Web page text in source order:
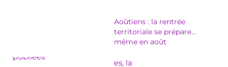
Aoûtiens : la rentrée
territoriale se prépare…
même en août